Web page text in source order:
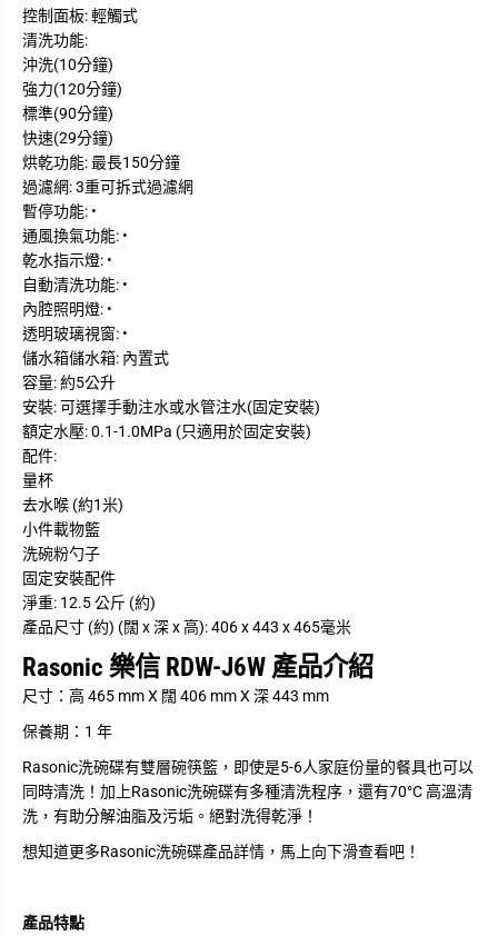
控制面板: 輕觸式
清洗功能:
沖洗(10分鐘)
強力(120分鐘)
標準(90分鐘)
快速(29分鐘)
烘乾功能: 最長150分鐘
過濾網: 3重可拆式過濾網
暫停功能: •
通風換氣功能: •
乾水指示燈: •
自動清洗功能: •
內腔照明燈: •
透明玻璃視窗: •
儲水箱儲水箱: 內置式
容量: 約5公升
安裝: 可選擇手動注水或水管注水(固定安裝)
額定水壓: 0.1-1.0MPa (只適用於固定安裝)
配件:
量杯
去水喉 (約1米)
小件載物籃
洗碗粉勺子
固定安裝配件
淨重: 12.5 公斤 (約)
產品尺寸 (約) (闊 x 深 x 高): 406 x 443 x 465毫米
Rasonic 樂信 RDW-J6W 產品介紹
尺寸： 高 465 mm X 闊 406 mm X 深 443 mm
保養期： 1 年
Rasonic洗碗碟有雙層碗筷籃，即使是5-6人家庭份量的餐具也可以
同時清洗！加上Rasonic洗碗碟有多種清洗程序，還有70°C 高溫清
洗，有助分解油脂及污垢。絕對洗得乾淨！
想知道更多Rasonic洗碗碟產品詳情，馬上向下滑查看吧！
產品特點